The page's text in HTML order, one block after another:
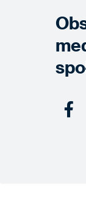
